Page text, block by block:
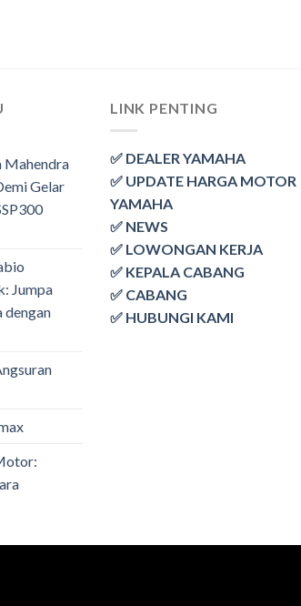
Mahendra
Gelar
Jumpa
dengan
LINK PENTING
✅ DEALER YAMAHA
✅ UPDATE HARGA MOTOR
YAMAHA
✅ NEWS
✅ LOWONGAN KERJA
✅ KEPALA CABANG
✅ CABANG
✅ HUBUNGI KAMI